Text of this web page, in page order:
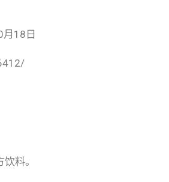
18日
料。